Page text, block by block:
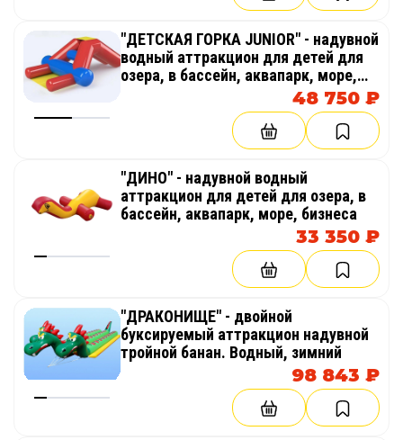
"ДЕТСКАЯ ГОРКА JUNIOR" - надувной
водный аттракцион для детей для
озера, в бассейн, аквапарк, море,
48 750 ₽
"ДИНО" - надувной водный
аттракцион для детей для озера, в
бассейн, аквапарк, море, бизнеса
33 350 ₽
"ДРАКОНИЩЕ" - двойной
буксируемый аттракцион надувной
тройной банан. Водный, зимний
98 843 ₽